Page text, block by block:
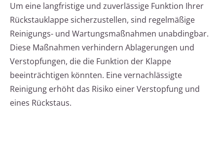
Um eine langfristige und zuverlässige Funktion Ihrer
Rückstauklappe sicherzustellen, sind regelmäßige
Reinigungs- und Wartungsmaßnahmen unabdingbar.
Diese Maßnahmen verhindern Ablagerungen und
Verstopfungen, die die Funktion der Klappe
beeinträchtigen könnten. Eine vernachlässigte
Reinigung erhöht das Risiko einer Verstopfung und
eines Rückstaus.